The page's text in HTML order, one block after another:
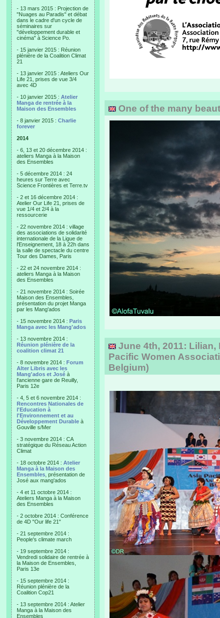
- 13 mars 2015 : Projection de
"Nuages au Paradis" et débat
dans le cadre d'un cycle de
séminaires sur
"développement durable et
cinéma" à Science Po.
- 15 janvier 2015 : Réunion
plénière de la Coalition Climat
21
- 13 janvier 2015 : Ateliers Our
Life 21, prises de vue 3/4
avec 4D
- 10 janvier 2015 : Atelier
Manga de rentrée à la
Maison des Ensembles
- 8 janvier 2015 : Charlie
forever
2014
- 6, 13 et 20 décembre 2014 :
ateliers Manga à la Maison
des Ensembles
- 5 décembre 2014 : 24
heures sur Terre avec
Science Frontières et Terre.tv
- 2 et 16 décembre 2014 :
Atelier Our Life 21, prises de
vue 1/4 et 2/4 à la
ressourcerie
- 22 novembre 2014 : village
des associations de solidarité
internationale de la Ligue de
l'Enseignement, 18 à 22h dans
la salle de spectacle du centre
Tour des Dames, Paris
- 22 et 24 novembre 2014 :
ateliers Manga à la Maison
des Ensembles
- 21 novembre 2014 : Soirée
Maison des Ensembles,
présentation du projet Manga
par les Mang'ados
- 15 novembre 2014 : Paris
Manga avec les Mang'ados
- 13 novembre 2014 :
Réunion plénière de la
coalition climat 21
- 8 novembre 2014 : Forum
Alter Libris avec les
Mang'ados et José à
l'ancienne gare de Reuilly,
Paris 12e
- 4, 5 et 6 novembre 2014 :
Rencontres Nationales de
l'Education à
l'Environnement et au
Développement Durable à
Gouville s/Mer
- 3 novembre 2014 : CA
stratégique du Réseau Action
Climat
- 18 octobre 2014 : Atelier
Manga à la Maison des
Ensembles , présentation de
José aux mang'ados
- 4 et 11 octobre 2014 :
Ateliers Manga à la Maison
des Ensembles
- 2 octobre 2014 : Conférence
de 4D "Our life 21"
- 21 septembre 2014 :
People's climate march
- 19 septembre 2014 :
Vendredi solidaire de rentrée à
la Maison de Ensembles,
Paris 13e
- 15 septembre 2014 :
Réunion plénière de la
Coalition Cop21
- 13 septembre 2014 : Atelier
Manga à la Maison des
Ensembles
One of the many
June 4th, 2011: Lilian,
Pacific Women
Belgium)